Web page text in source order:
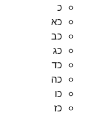
כ
כא
כב
כג
כד
כה
כו
כז